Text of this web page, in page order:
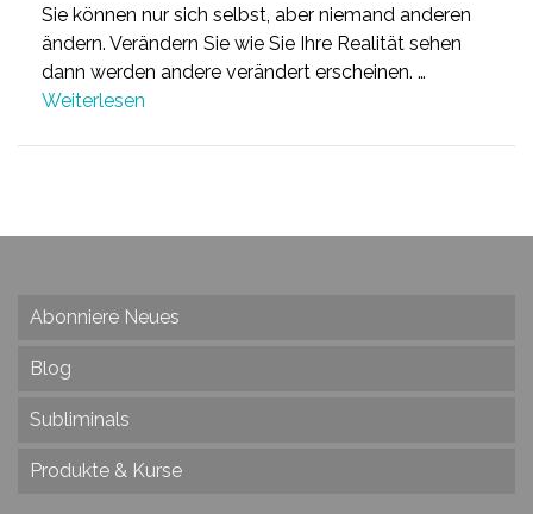
Sie können nur sich selbst, aber niemand anderen
ändern. Verändern Sie wie Sie Ihre Realität sehen
dann werden andere verändert erscheinen. …
Weiterlesen
Abonniere Neues
Blog
Subliminals
Produkte & Kurse